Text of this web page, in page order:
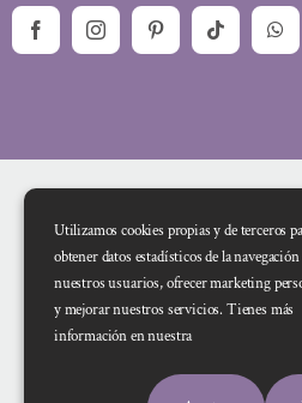
Financiado por la Unión Europea –
autores y no reflejan necesariamente los de
Utilizamos cookies propias y de terceros
obtener datos estadísticos de la navegación
nuestros usuarios, ofrecer marketing
y mejorar nuestros servicios. Tienes más
información en nuestra